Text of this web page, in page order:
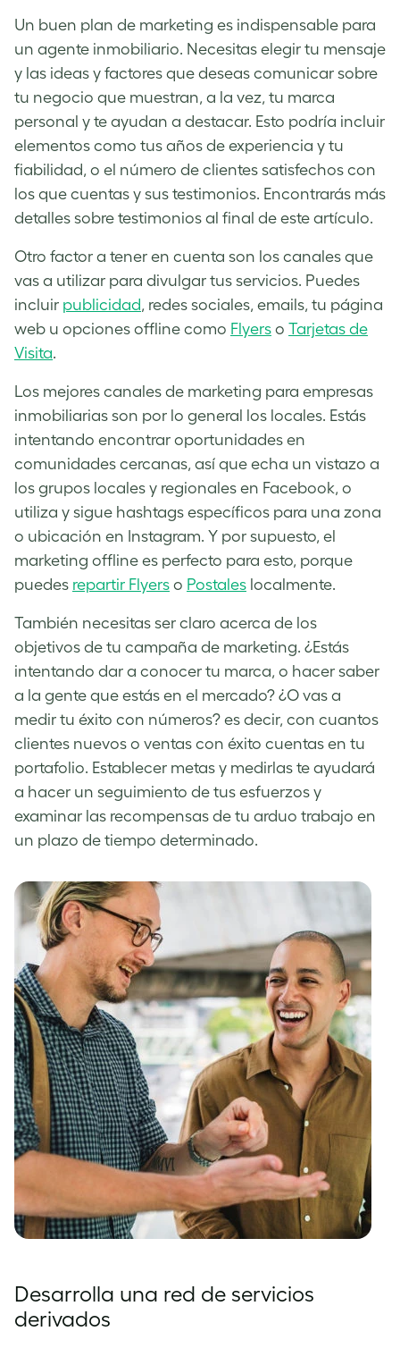
Un buen plan de marketing es indispensable para
un agente inmobiliario. Necesitas elegir tu mensaje
y las ideas y factores que deseas comunicar sobre
tu negocio que muestran, a la vez, tu marca
personal y te ayudan a destacar. Esto podría incluir
elementos como tus años de experiencia y tu
fiabilidad, o el número de clientes satisfechos con
los que cuentas y sus testimonios. Encontrarás más
detalles sobre testimonios al final de este artículo.
Otro factor a tener en cuenta son los canales que
vas a utilizar para divulgar tus servicios. Puedes
incluir publicidad, redes sociales, emails, tu página
web u opciones offline como Flyers o Tarjetas de
Visita.
Los mejores canales de marketing para empresas
inmobiliarias son por lo general los locales. Estás
intentando encontrar oportunidades en
comunidades cercanas, así que echa un vistazo a
los grupos locales y regionales en Facebook, o
utiliza y sigue hashtags específicos para una zona
o ubicación en Instagram. Y por supuesto, el
marketing offline es perfecto para esto, porque
puedes repartir Flyers o Postales localmente.
También necesitas ser claro acerca de los
objetivos de tu campaña de marketing. ¿Estás
intentando dar a conocer tu marca, o hacer saber
a la gente que estás en el mercado? ¿O vas a
medir tu éxito con números? es decir, con cuantos
clientes nuevos o ventas con éxito cuentas en tu
portafolio. Establecer metas y medirlas te ayudará
a hacer un seguimiento de tus esfuerzos y
examinar las recompensas de tu arduo trabajo en
un plazo de tiempo determinado.
Desarrolla una red de servicios
derivados